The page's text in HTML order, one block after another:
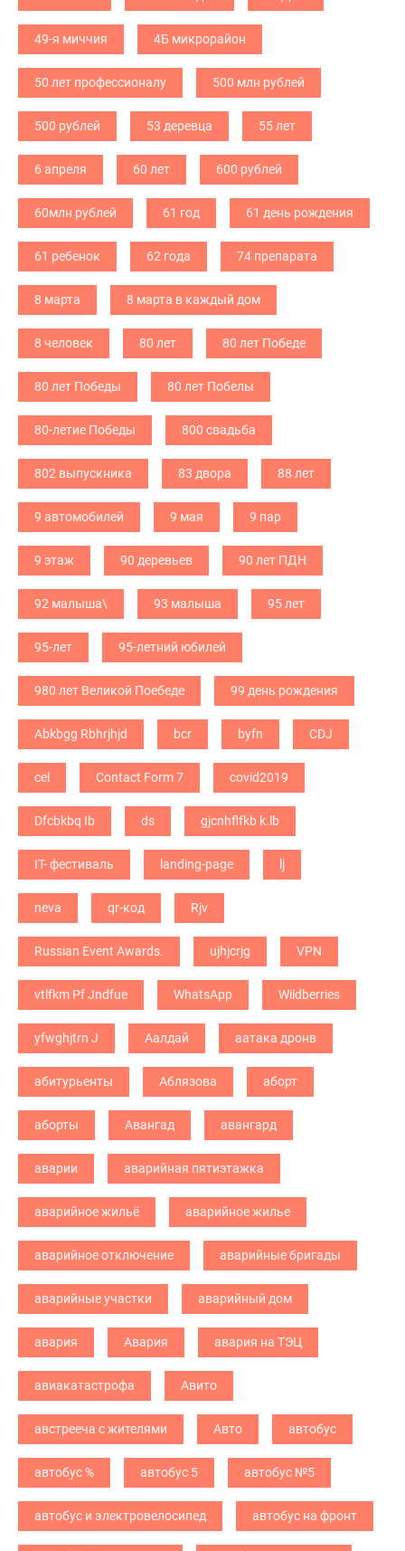
49-я миччия 4Б микрорайон
50 лет профессионалу 500 млн рублей
500 рублей 53 деревца 55 лет
6 апреля 60 лет 600 рублей
60млн рублей 61 год 61 день рождения
61 ребенок 62 года 74 препарата
8 марта 8 марта в каждый дом
8 человек 80 лет 80 лет Победе
80 лет Победы 80 лет Побелы
80-летие Победы 800 свадьба
802 выпускника 83 двора 88 лет
9 автомобилей 9 мая 9 пар
9 этаж 90 деревьев 90 лет ПДН
92 малыша\ 93 малыша 95 лет
95-лет 95-летний юбилей
980 лет Великой Поебеде 99 день рождения
Abkbgg Rbhrjhjd bcr byfn CDJ
cel Contact Form 7 covid2019
Dfcbkbq Ib ds gjcnhflfkb k.lb
IT- фестиваль landing-page lj
neva qr-код Rjv
Russian Event Awards. ujhjcrjg VPN
vtlfkm Pf Jndfue WhatsApp Wildberries
yfwghjtrn J Аалдай аатака дронв
абитурьенты Аблязова аборт
аборты Авангад авангард
аварии аварийная пятиэтажка
аварийное жильё аварийное жилье
аварийное отключение аварийные бригады
аварийные участки аварийный дом
авария Авария авария на ТЭЦ
авиакатастрофа Авито
австрееча с жителями Авто автобус
автобус % автобус 5 автобус №5
автобус и электровелосипед автобус на фронт